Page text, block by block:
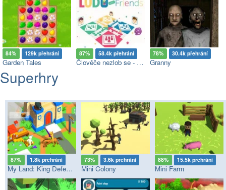
84% 129k přehrání
Garden Tales
87% 58.4k přehrání
Člověče nezlob se - Multiplayer
78% 30.4k přehrání
Granny
Superhry
87% 1.8k přehrání
My Land: King Defender
73% 3.6k přehrání
Mini Colony
88% 15.5k přehrání
Mini Farm